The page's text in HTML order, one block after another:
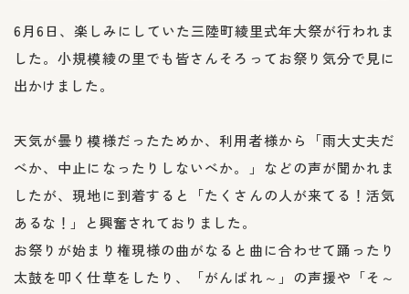
6月6日、楽しみにしていた三陸町綾里式年大祭が行われま
した。小規模綾の里でも皆さんそろってお祭り気分で見に
出かけました。
天気が曇り模様だったためか、利用者様から「雨大丈夫だ
べか、中止になったりしないべか。」などの声が聞かれま
したが、現地に到着すると「たくさんの人が来てる！活気
あるな！」と興奮されておりました。
お祭りが始まり権現様の曲がなると曲に合わせて踊ったり
太鼓を叩く仕草をしたり、「がんばれ～」の声援や「そ～